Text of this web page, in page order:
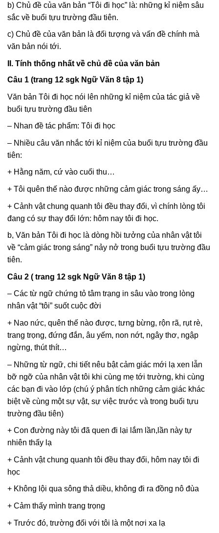
b) Chủ đề của văn bản “Tôi đi học” là: những kỉ niệm sâu
sắc về buổi tựu trường đầu tiên.
c) Chủ đề của văn bản là đối tượng và vấn đề chính mà
văn bản nói tới.
II. Tính thống nhất về chủ đề của văn bản
Câu 1 (trang 12 sgk Ngữ Văn 8 tập 1)
Văn bản Tôi đi học nói lên những kỉ niệm của tác giả về
buổi tựu trường đầu tiên
– Nhan đề tác phẩm: Tôi đi học
– Nhiều câu văn nhắc tới kỉ niệm của buổi tựu trường đầu
tiên:
+ Hằng năm, cứ vào cuối thu…
+ Tôi quên thế nào được những cảm giác trong sáng ấy…
+ Cảnh vật chung quanh tôi đều thay đổi, vì chính lòng tôi
đang có sự thay đổi lớn: hôm nay tôi đi học.
b, Văn bản Tôi đi học là dòng hồi tưởng của nhân vật tôi
về “cảm giác trong sáng” nảy nở trong buổi tựu trường đầu
tiên.
Câu 2 ( trang 12 sgk Ngữ Văn 8 tập 1)
– Các từ ngữ chứng tỏ tâm trạng in sâu vào trong lòng
nhân vật “tôi” suốt cuộc đời
+ Nao nức, quên thế nào được, tưng bừng, rộn rã, rụt rè,
trang trọng, đứng đắn, âu yếm, non nớt, ngây thơ, ngập
ngừng, thút thít…
– Những từ ngữ, chi tiết nêu bật cảm giác mới lạ xen lẫn
bỡ ngỡ của nhân vật tôi khi cùng mẹ tới trường, khi cùng
các bạn đi vào lớp (chú ý phân tích những cảm giác khác
biệt về cùng một sự vật, sự việc trước và trong buổi tựu
trường đầu tiên)
+ Con đường này tôi đã quen đi lại lắm lần,lần này tự
nhiên thấy lạ
+ Cảnh vật chung quanh tôi đều thay đổi, hôm nay tôi đi
học
+ Không lội qua sông thả diều, không đi ra đồng nô đùa
+ Cảm thấy mình trang trọng
+ Trước đó, trường đối với tôi là một nơi xa lạ